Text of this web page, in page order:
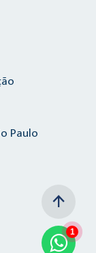
Paulo
arrow_upward
1